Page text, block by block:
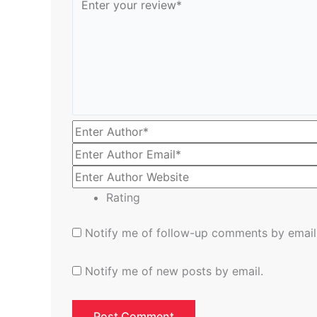
Rating
Notify me of follow-up comments by
Notify me of new posts by email.